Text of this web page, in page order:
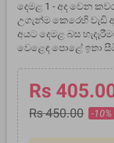
දෙමළ 1 - අද වෙන
උගැන්ම කෙරෙහි
අයට දෙමළ බස
වෙළෙඳ පොළේ ඉතා
Rs
Rs 450.00 -10%